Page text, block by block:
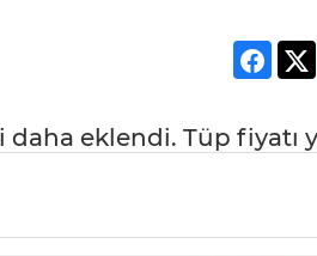
eklendi. Tüp fiyatı